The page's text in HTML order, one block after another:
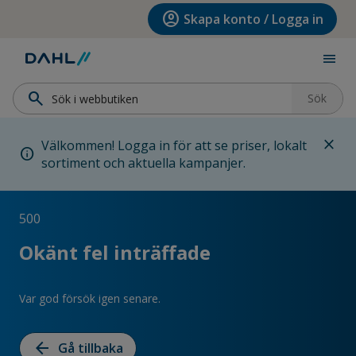
Hoppa till huvudinnehållet account_circle Skapa konto / Logga in
menu
search Sök
info Välkommen! Logga in för att se priser, lokalt
sortiment och aktuella kampanjer.
close
500
Okänt fel inträffade
Var god försök igen senare.
arrow_back Gå tillbaka